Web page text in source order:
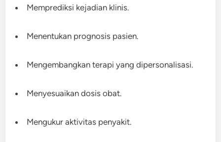
Memprediksi kejadian klinis.
Menentukan prognosis pasien.
Mengembangkan terapi yang dipersonalisasi.
Menyesuaikan dosis obat.
Mengukur aktivitas penyakit.